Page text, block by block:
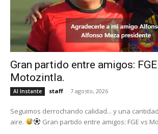
Gran partido entre amigos:
Motozintla.
Al Instante staff - 7 agosto, 2026
Seguimos derrochando calidad... y una
aire.
Gran partido entre amigos: FGE vs